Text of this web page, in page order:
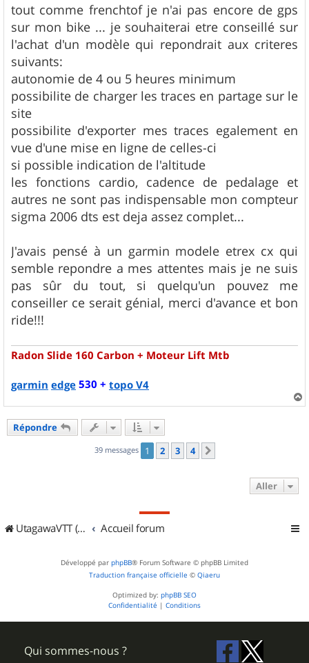
tout comme frenchtof je n'ai pas encore de gps
sur mon bike ... je souhaiterai etre conseillé sur
l'achat d'un modèle qui repondrait aux criteres
suivants:
autonomie de 4 ou 5 heures minimum
possibilite de charger les traces en partage sur le
site
possibilite d'exporter mes traces egalement en
vue d'une mise en ligne de celles-ci
si possible indication de l'altitude
les fonctions cardio, cadence de pedalage et
autres ne sont pas indispensable mon compteur
sigma 2006 dts est deja assez complet...
J'avais pensé à un garmin modele etrex cx qui
semble repondre a mes attentes mais je ne suis
pas sûr du tout, si quelqu'un pouvez me
conseiller ce serait génial, merci d'avance et bon
ride!!!
Radon Slide 160 Carbon + Moteur Lift Mtb
garmin edge530 + topo V4
a
Répondre
39 messages 1 2 3 4
Aller
UtagawaVTT (Randos VTT et VTTAE avec traces GPS) Accueil forum
Développé par phpBB® Forum Software © phpBB Limited
Traduction française officielle © Qiaeru
Optimized by: phpBB SEO
Confidentialité | Conditions
Qui sommes-nous ?